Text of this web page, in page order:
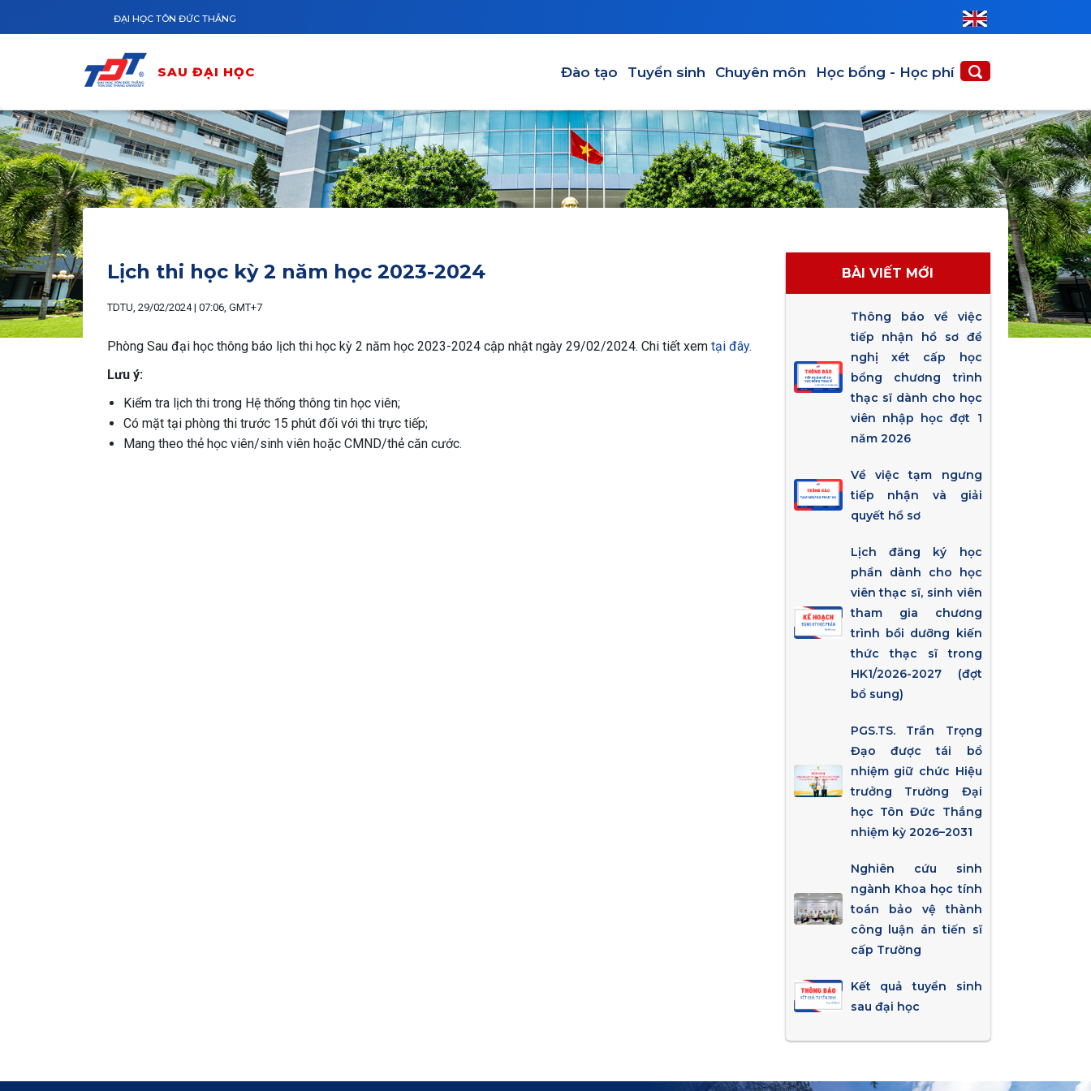
ĐẠI HỌC TÔN ĐỨC THẮNG
SAU ĐẠI HỌC Đào tạo Tuyển sinh Chuyên môn Học bổng - Học phí
Lịch thi học kỳ 2 năm học 2023-2024
TDTU, 29/02/2024 | 07:06, GMT+7
Phòng Sau đại học thông báo lịch thi học kỳ 2 năm học 2023-2024 cập nhật ngày 29/02/2024. Chi tiết xem tại đây.
Lưu ý:
Kiểm tra lịch thi trong Hệ thống thông tin học viên;
Có mặt tại phòng thi trước 15 phút đối với thi trực tiếp;
Mang theo thẻ học viên/sinh viên hoặc CMND/thẻ căn cước.
BÀI VIẾT MỚI
Thông báo về việc
tiếp nhận hồ sơ đề
nghị xét cấp học
bổng chương trình
thạc sĩ dành cho học
viên nhập học đợt 1
năm 2026
Về việc tạm ngưng
tiếp nhận và giải
quyết hồ sơ
Lịch đăng ký học
phần dành cho học
viên thạc sĩ, sinh viên
tham gia chương
trình bồi dưỡng kiến
thức thạc sĩ trong
HK1/2026-2027 (đợt
bổ sung)
PGS.TS. Trần Trọng
Đạo được tái bổ
nhiệm giữ chức Hiệu
trưởng Trường Đại
học Tôn Đức Thắng
nhiệm kỳ 2026–2031
Nghiên cứu sinh
ngành Khoa học tính
toán bảo vệ thành
công luận án tiến sĩ
cấp Trường
Kết quả tuyển sinh
sau đại học